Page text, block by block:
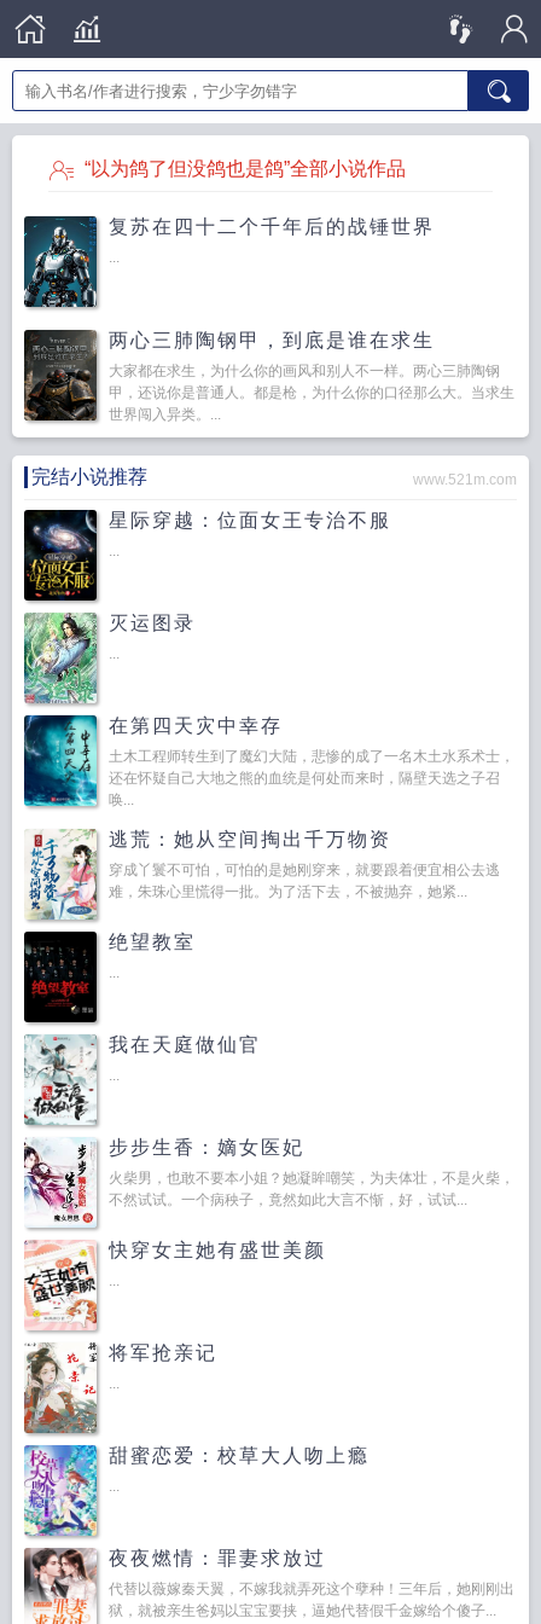
“以为鸽了但没鸽也是鸽”全部小说作品
复苏在四十二个千年后的战锤世界
...
两心三肺陶钢甲，到底是谁在求生
大家都在求生，为什么你的画风和别人不一样。两心三肺陶钢
甲，还说你是普通人。都是枪，为什么你的口径那么大。当求生
世界闯入异类。...
完结小说推荐 www.521m.com
星际穿越：位面女王专治不服
...
灭运图录
...
在第四天灾中幸存
土木工程师转生到了魔幻大陆，悲惨的成了一名木土水系术士，
还在怀疑自己大地之熊的血统是何处而来时，隔壁天选之子召
唤...
逃荒：她从空间掏出千万物资
穿成丫鬟不可怕，可怕的是她刚穿来，就要跟着便宜相公去逃
难，朱珠心里慌得一批。为了活下去，不被抛弃，她紧...
绝望教室
...
我在天庭做仙官
...
步步生香：嫡女医妃
火柴男，也敢不要本小姐？她凝眸嘲笑，为夫体壮，不是火柴，
不然试试。一个病秧子，竟然如此大言不惭，好，试试...
快穿女主她有盛世美颜
...
将军抢亲记
...
甜蜜恋爱：校草大人吻上瘾
...
夜夜燃情：罪妻求放过
代替以薇嫁秦天翼，不嫁我就弄死这个孽种！三年后，她刚刚出
狱，就被亲生爸妈以宝宝要挟，逼她代替假千金嫁给个傻子...